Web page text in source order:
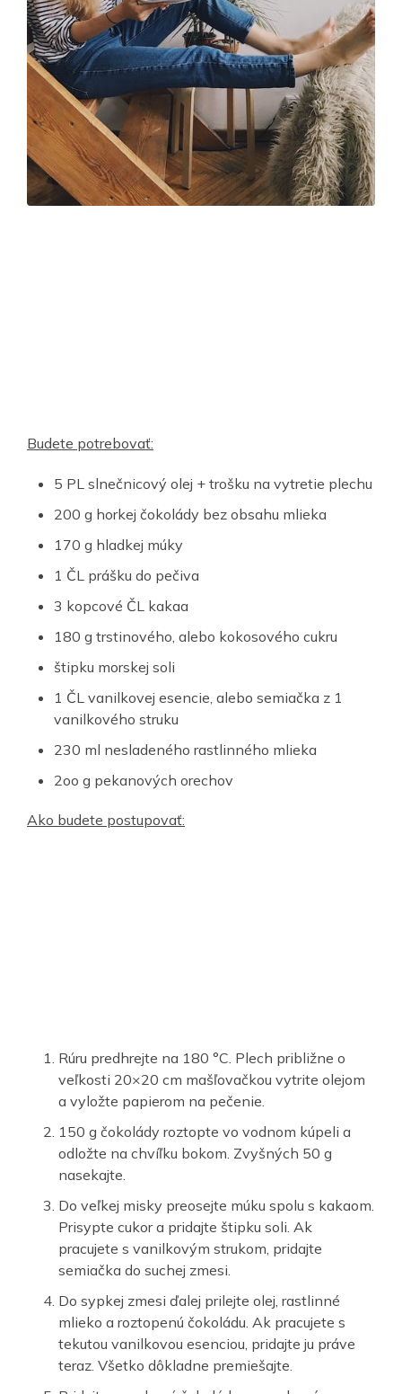
Budete potrebovať:
5 PL slnečnicový olej + trošku na vytretie plechu
200 g horkej čokolády bez obsahu mlieka
170 g hladkej múky
1 ČL prášku do pečiva
3 kopcové ČL kakaa
180 g trstinového, alebo kokosového cukru
štipku morskej soli
1 ČL vanilkovej esencie, alebo semiačka z 1
vanilkového struku
230 ml nesladeného rastlinného mlieka
2oo g pekanových orechov
Ako budete postupovať:
Rúru predhrejte na 180 °C. Plech približne o
veľkosti 20×20 cm mašľovačkou vytrite olejom
a vyložte papierom na pečenie.
150 g čokolády roztopte vo vodnom kúpeli a
odložte na chvíľku bokom. Zvyšných 50 g
nasekajte.
Do veľkej misky preosejte múku spolu s kakaom.
Prisypte cukor a pridajte štipku soli. Ak
pracujete s vanilkovým strukom, pridajte
semiačka do suchej zmesi.
Do sypkej zmesi ďalej prilejte olej, rastlinné
mlieko a roztopenú čokoládu. Ak pracujete s
tekutou vanilkovou esenciou, pridajte ju práve
teraz. Všetko dôkladne premiešajte.